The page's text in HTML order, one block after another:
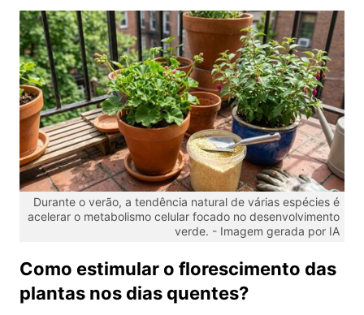
Durante o verão, a tendência natural de várias espécies é
acelerar o metabolismo celular focado no desenvolvimento
verde. - Imagem gerada por IA
Como estimular o florescimento das
plantas nos dias quentes?